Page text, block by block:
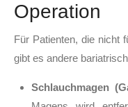
Operation
Für Patienten, die nicht
gibt es andere
Schlauchmagen